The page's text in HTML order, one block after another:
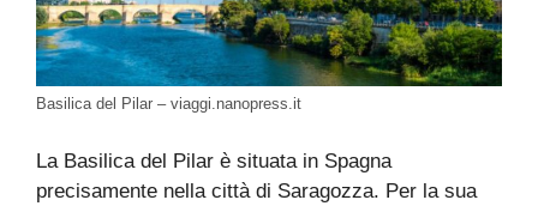
Basilica del Pilar – viaggi.nanopress.it
La Basilica del Pilar è situata in Spagna
precisamente nella città di Saragozza. Per la sua